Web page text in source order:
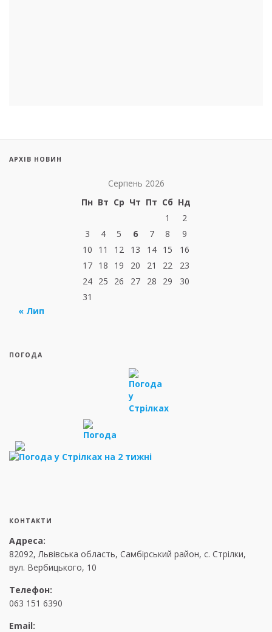
АРХІВ НОВИН
Серпень 2026
Пн Вт Ср Чт Пт Сб Нд
1
2
3
4 5 6 7 8
9
10
11 12 13 14 15
16
17
18 19 20 21 22
23
24
25 26 27 28 29
30
31
« Лип
ПОГОДА
КОНТАКТИ
Адреса:
82092, Львівська область, Самбірський район, с. Стрілки,
вул. Вербицького, 10
Телефон:
063 151 6390
Email: